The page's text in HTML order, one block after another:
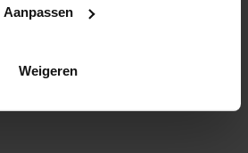
Aanpassen
Weigeren
markt.
OVER DIT TRAJECT